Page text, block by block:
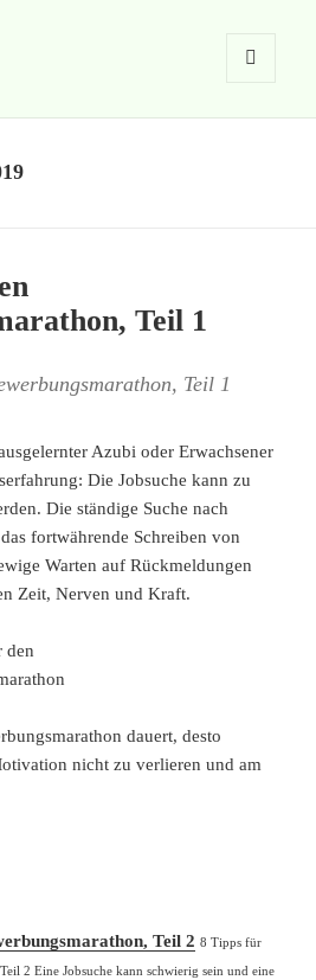
WIDGETS
Teil 1
Teil 1
Azubi oder Erwachsener
Die Jobsuche kann zu
Die ständige Suche nach
fortwährende Schreiben von
Warten auf Rückmeldungen
Zeit, Nerven und Kraft.
dauert, desto
nicht zu verlieren und am
Teil 1
Teil 2 8 Tipps für
2 Eine Jobsuche kann schwierig sein und eine